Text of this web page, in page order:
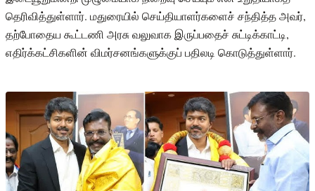
தெரிவித்துள்ளார். மதுரையில் செய்தியாளர்களைச் சந்தித்த அவர்,
தற்போதைய கூட்டணி அரசு வலுவாக இருப்பதைச் சுட்டிக்காட்டி,
எதிர்க்கட்சிகளின் விமர்சனங்களுக்குப் பதிலடி கொடுத்துள்ளார்.